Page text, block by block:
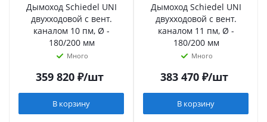
Дымоход Schiedel UNI
двухходовой с вент.
каналом 10 пм, Ø -
180/200 мм
Много
359 820₽/шт
В корзину
Дымоход Schiedel UNI
двухходовой с вент.
каналом 11 пм, Ø -
180/200 мм
Много
383 470₽/шт
В корзину